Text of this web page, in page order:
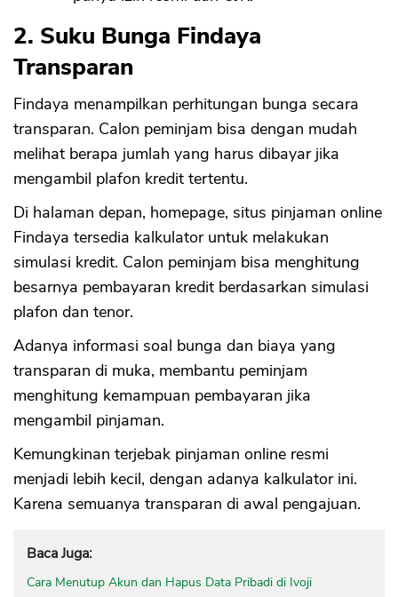
2. Suku Bunga Findaya
Transparan
Findaya menampilkan perhitungan bunga secara
transparan. Calon peminjam bisa dengan mudah
melihat berapa jumlah yang harus dibayar jika
mengambil plafon kredit tertentu.
Di halaman depan, homepage, situs pinjaman online
Findaya tersedia kalkulator untuk melakukan
simulasi kredit. Calon peminjam bisa menghitung
besarnya pembayaran kredit berdasarkan simulasi
plafon dan tenor.
Adanya informasi soal bunga dan biaya yang
transparan di muka, membantu peminjam
menghitung kemampuan pembayaran jika
mengambil pinjaman.
Kemungkinan terjebak pinjaman online resmi
menjadi lebih kecil, dengan adanya kalkulator ini.
Karena semuanya transparan di awal pengajuan.
Baca Juga:
Cara Menutup Akun dan Hapus Data Pribadi di Ivoji